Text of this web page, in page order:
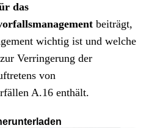
das
beiträgt,
wichtig ist und welche
Verringerung der
von
A.16 enthält.